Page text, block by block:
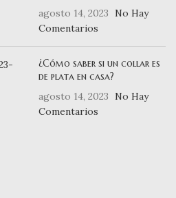
agosto 14, 2023
No Hay
Comentarios
¿Cómo saber si un collar es
de plata en casa?
agosto 14, 2023
No Hay
Comentarios